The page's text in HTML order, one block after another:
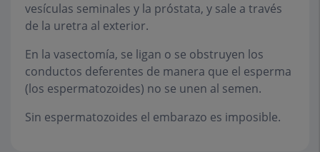
vesículas seminales y la próstata, y sale a través
de la uretra al exterior.
En la vasectomía, se ligan o se obstruyen los
conductos deferentes de manera que el esperma
(los espermatozoides) no se unen al semen.
Sin espermatozoides el embarazo es imposible.